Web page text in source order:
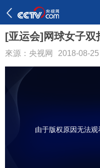
[亚运会]网球女子双
來源：央视网 2018-08-25
由于版权原因无法